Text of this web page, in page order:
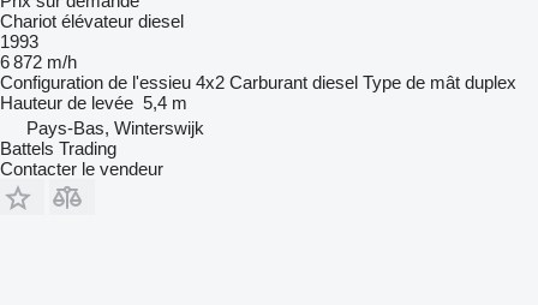
Chariot élévateur diesel
1993
6 872 m/h
Configuration de l'essieu 4x2 Carburant diesel Type de mât duplex
Hauteur de levée 5,4 m
Pays-Bas, Winterswijk
Battels Trading
Contacter le vendeur